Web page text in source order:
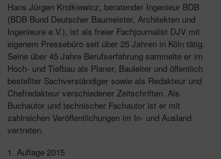
Hans Jürgen Krolkiewicz, beratender Ingenieur BDB
(BDB Bund Deutscher Baumeister, Architekten und
Ingenieure e.V.), ist als freier Fachjournalist DJV mit
eigenem Pressebüro seit über 25 Jahren in Köln tätig.
Seine über 45 Jahre Berufserfahrung sammelte er im
Hoch- und Tiefbau als Planer, Bauleiter und öffentlich
bestellter Sachverständiger sowie als Redakteur und
Chefredakteur verschiedener Zeitschriften. Als
Buchautor und technischer Fachautor ist er mit
zahlreichen Veröffentlichungen im In- und Ausland
vertreten.
1. Auflage 2015